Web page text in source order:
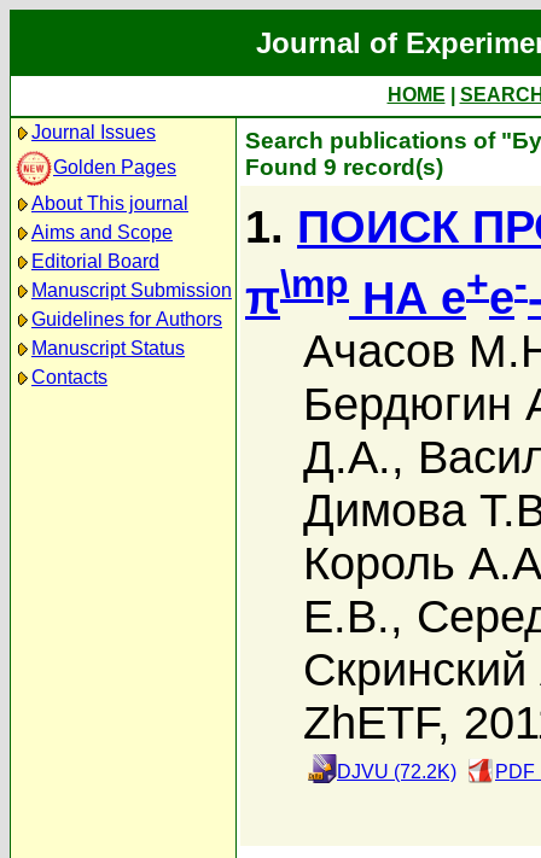
Journal of
HOME
Journal Issues
Golden Pages
About This journal
Aims and Scope
Editorial Board
Manuscript Submission
Guidelines for Authors
Manuscript Status
Contacts
Search publications of
Found 9 record(s)
1. ПОИСК
π\mp НА e+e-
Ачасов
Бердюгин
Д.А.,
Димова
Король
Е.В.,
ZhETF,
DJVU (72.2K) PDF